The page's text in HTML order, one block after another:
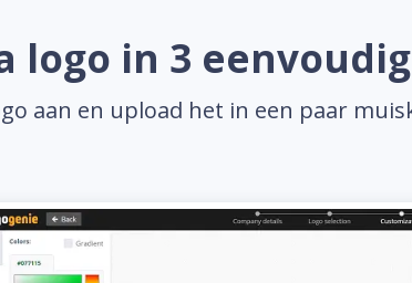
logo in 3
aan en upload het in een paar